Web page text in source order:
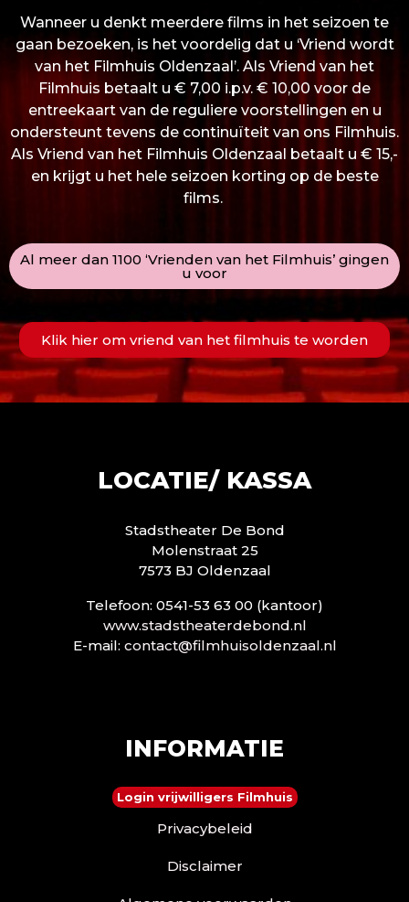
Wanneer u denkt meerdere films in het seizoen te
gaan bezoeken, is het voordelig dat u ‘Vriend wordt
van het Filmhuis Oldenzaal’. Als Vriend van het
Filmhuis betaalt u € 7,00 i.p.v. € 10,00 voor de
entreekaart van de reguliere voorstellingen en u
ondersteunt tevens de continuïteit van ons Filmhuis.
Als Vriend van het Filmhuis Oldenzaal betaalt u € 15,-
en krijgt u het hele seizoen korting op de beste
films.
Al meer dan 1100 ‘Vrienden van het Filmhuis’ gingen
u voor
Klik hier om vriend van het filmhuis te worden
LOCATIE/ KASSA
Stadstheater De Bond
Molenstraat 25
7573 BJ Oldenzaal
Telefoon: 0541-53 63 00 (kantoor)
www.stadstheaterdebond.nl
E-mail: contact@filmhuisoldenzaal.nl
INFORMATIE
Login vrijwilligers Filmhuis
Privacybeleid
Disclaimer